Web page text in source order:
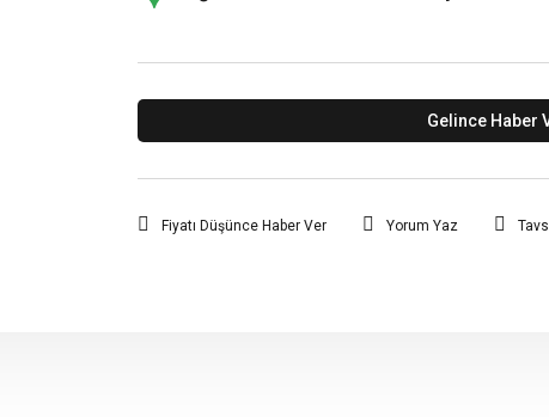
Gelince Haber
Fiyatı Düşünce Haber Ver Yorum Yaz